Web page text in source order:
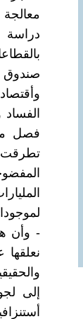
صندوق
فصل
تطرقت
- وأن
إلى